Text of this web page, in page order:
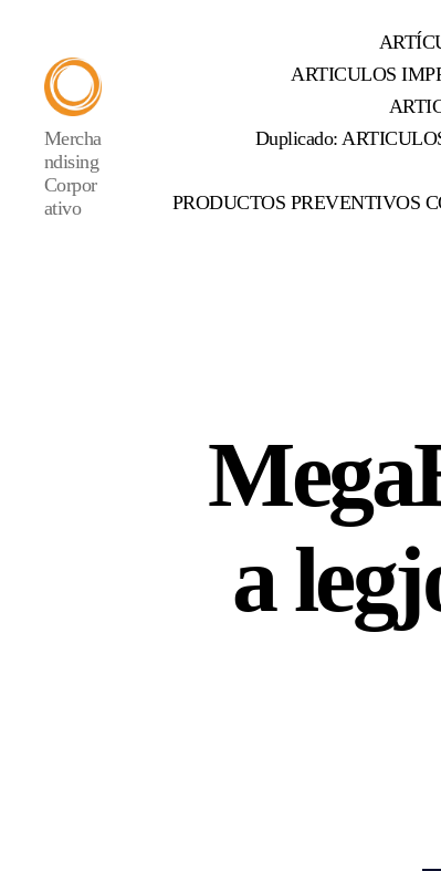
Mercha
ndising
Corpor
ativo
ARTICULOS
Duplicado:
PRODUCTOS PREVENTIVOS
a